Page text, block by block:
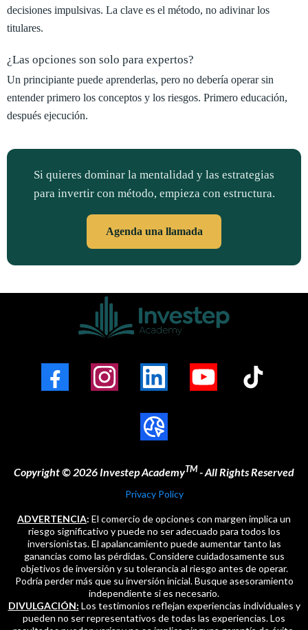
decisiones impulsivas. La clave es el método, no adivinar los
titulares.
¿Las opciones son solo para expertos?
Un principiante puede aprenderlas, pero no debería operar sin
entender primero los conceptos y los riesgos. Primero educación,
después ejecución.
Si quieres dominar la mentalidad y las estrategias
para invertir con método, empieza con estructura.
Agenda una llamada
Copyright © 2026 Investep AcademyTM- All Rights Reserved
Privacy Policy
ADVERTENCIA: El comercio de opciones con margen implica un
riesgo significativo y puede no ser adecuado para todos los
inversionistas. El apalancamiento puede aumentar tanto las
ganancias como las pérdidas. Considere cuidadosamente sus
objetivos de inversión y su tolerancia al riesgo antes de operar.
Podría perder más que su inversión inicial. Busque asesoramiento
independiente si es necesario.
DIVULGACIÓN: Los testimonios reflejan experiencias individuales y
pueden no ser representativos de todas las experiencias. Los